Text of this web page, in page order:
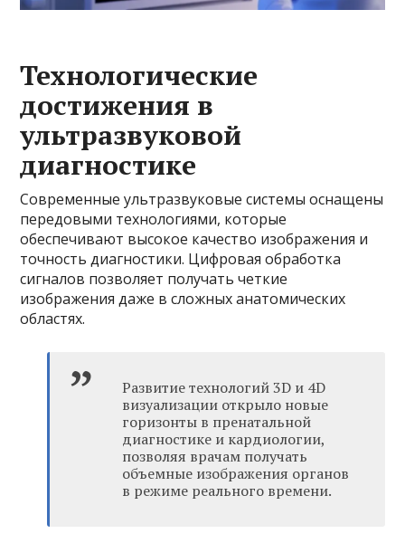
Технологические
достижения в
ультразвуковой
диагностике
Современные ультразвуковые системы оснащены
передовыми технологиями, которые
обеспечивают высокое качество изображения и
точность диагностики. Цифровая обработка
сигналов позволяет получать четкие
изображения даже в сложных анатомических
областях.
Развитие технологий 3D и 4D
визуализации открыло новые
горизонты в пренатальной
диагностике и кардиологии,
позволяя врачам получать
объемные изображения органов
в режиме реального времени.